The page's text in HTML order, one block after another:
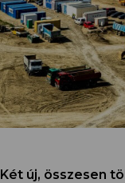
Két új, összesen